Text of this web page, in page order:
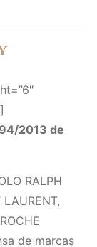
2013 de
RALPH
de marcas